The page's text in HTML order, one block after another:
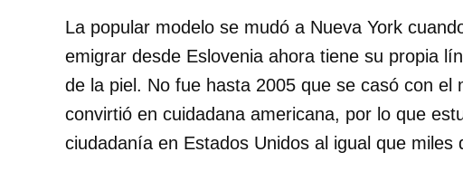
La popular modelo se mudó a Nueva York
emigrar desde Eslovenia ahora tiene su propia
de la piel. No fue hasta 2005 que se casó con
convirtió en cuidadana americana, por lo que
ciudadanía en Estados Unidos al igual que miles